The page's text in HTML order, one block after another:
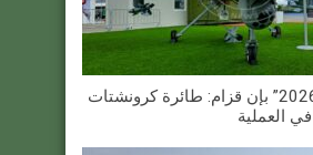
تمرين “إعصار 2026” بإن قزام: طائرة كرونشتات
العملية